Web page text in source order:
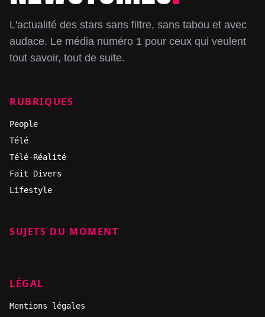
L'actualité des stars sans filtre, sans tabou et avec
audace. Le média numéro 1 pour ceux qui veulent
tout savoir, tout de suite.
RUBRIQUES
People
Télé
Télé-Réalité
Fait Divers
Lifestyle
SUJETS DU MOMENT
LÉGAL
Mentions légales